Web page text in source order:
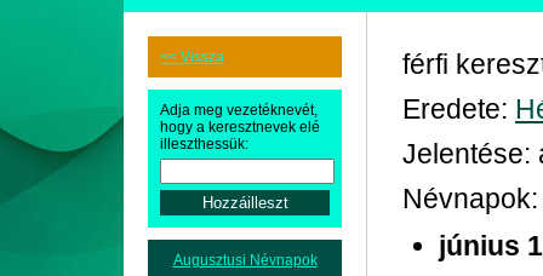
<< Vissza
Adja meg vezetéknevét,
hogy a keresztnevek elé
illeszthessük:
Augusztusi Névnapok
férfi
Eredete:
Jelentése:
Névnapok:
június